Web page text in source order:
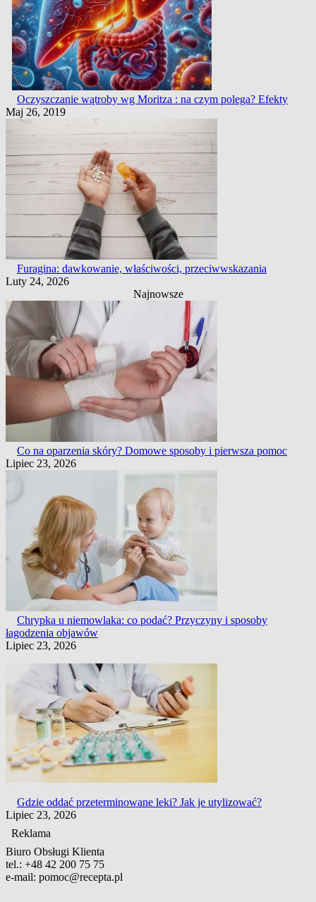
Oczyszczanie wątroby wg Moritza : na czym polega? Efekty
Maj 26, 2019
Furagina: dawkowanie, właściwości, przeciwwskazania
Luty 24, 2026
Najnowsze
Co na oparzenia skóry? Domowe sposoby i pierwsza pomoc
Lipiec 23, 2026
Chrypka u niemowlaka: co podać? Przyczyny i sposoby
łagodzenia objawów
Lipiec 23, 2026
Gdzie oddać przeterminowane leki? Jak je utylizować?
Lipiec 23, 2026
Reklama
Biuro Obsługi Klienta
tel.: +48 42 200 75 75
e-mail: pomoc@recepta.pl